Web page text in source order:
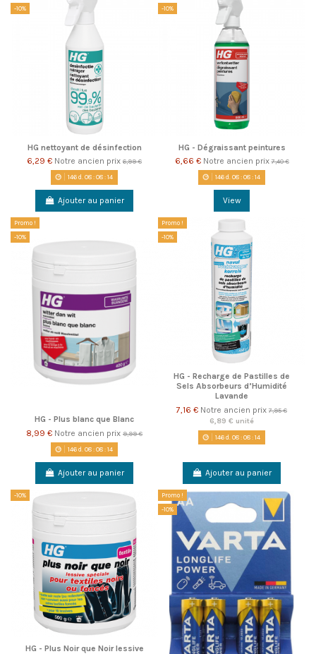
-10%
HG nettoyant de désinfection
6,29 € Notre ancien prix 6,99 €
146d.08:08:14
Ajouter au panier
-10%
HG - Dégraissant peintures
6,66 € Notre ancien prix7,40 €
146d.08:08:14
View
Promo !
-10%
HG - Plus blanc que Blanc
8,99 € Notre ancien prix 9,99 €
146d. 08:08:14
Ajouter au panier
Promo !
-10%
HG - Recharge de Pastilles de
Sels Absorbeurs d’Humidité
Lavande
7,16 € Notre ancien prix 7,95 €
6,89 € unité
146d. 08:08:14
Ajouter au panier
-10%
HG - Plus Noir que Noir lessive
Promo !
-10%